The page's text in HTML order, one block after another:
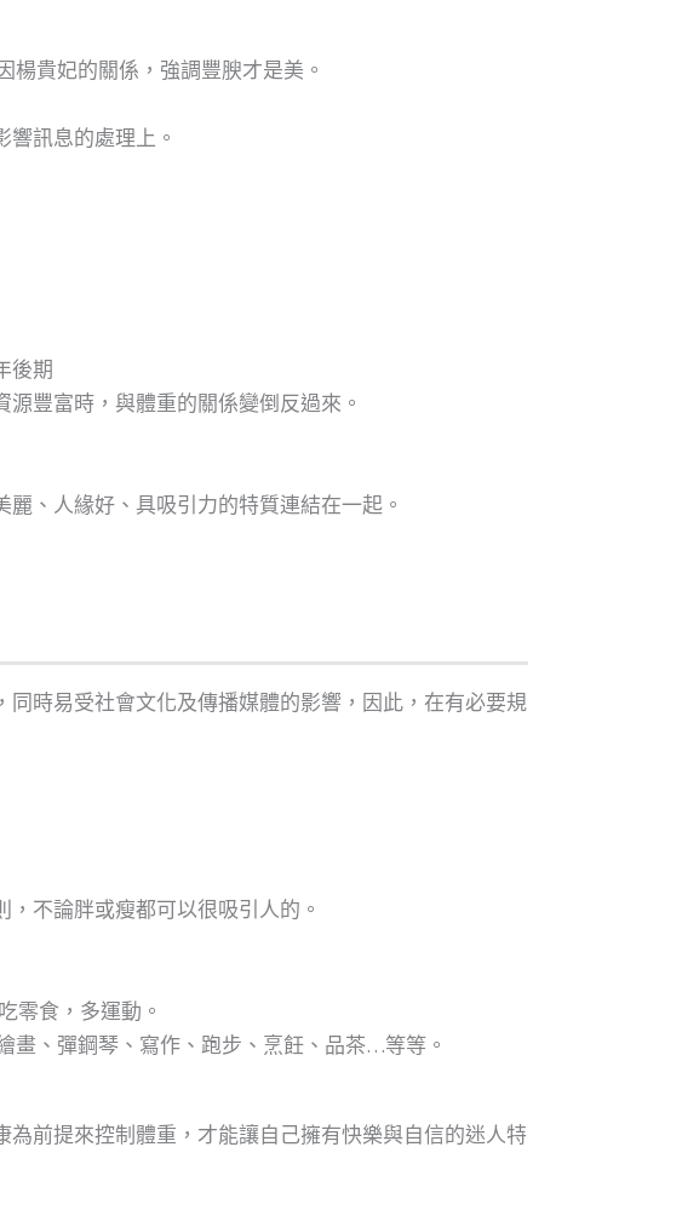
貴妃的關係，強調豐腴才是美。
訊息的處理上。
後期
豐富時，與體重的關係變倒反過來。
、人緣好、具吸引力的特質連結在一起。
時易受社會文化及傳播媒體的影響，因此，在有必要規
不論胖或瘦都可以很吸引人的。
零食，多運動。
畫、彈鋼琴、寫作、跑步、烹飪、品茶…等等。
前提來控制體重，才能讓自己擁有快樂與自信的迷人特